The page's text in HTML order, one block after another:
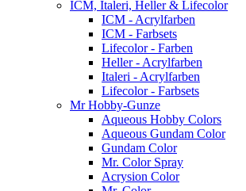
ICM, Italeri, Heller & Lifecolor
ICM - Acrylfarben
ICM - Farbsets
Lifecolor - Farben
Heller - Acrylfarben
Italeri - Acrylfarben
Lifecolor - Farbsets
Mr Hobby-Gunze
Aqueous Hobby Colors
Aqueous Gundam Color
Gundam Color
Mr. Color Spray
Acrysion Color